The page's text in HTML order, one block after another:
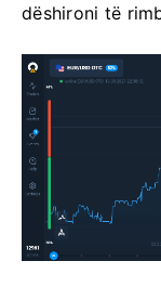
dëshironi të